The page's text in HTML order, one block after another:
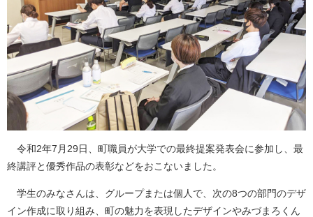
令和2年7月29日、町職員が大学での最終提案発表会に参加し、最
終講評と優秀作品の表彰などをおこないました。
学生のみなさんは、グループまたは個人で、次の8つの部門のデザ
イン作成に取り組み、町の魅力を表現したデザインやみづまろくん